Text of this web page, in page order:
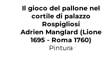
Il gioco del pallone nel
cortile di palazzo
Rospigliosi
Adrien Manglard (Lione
1695 - Roma 1760)
Pintura